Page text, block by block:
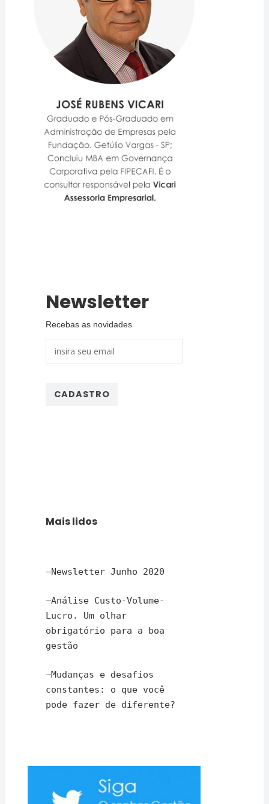
Newsletter
Recebas as novidades
Mais lidos
–Newsletter Junho 2020
–Análise Custo-Volume-
Lucro. Um olhar
obrigatório para a boa
gestão
–Mudanças e desafios
constantes: o que você
pode fazer de diferente?